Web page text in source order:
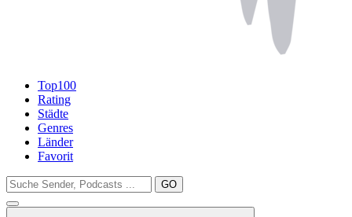
Top100
Rating
Städte
Genres
Länder
Favorit
GO